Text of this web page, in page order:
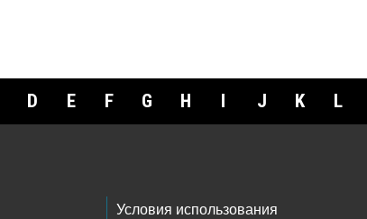
D E F G H I J K L
Условия использования